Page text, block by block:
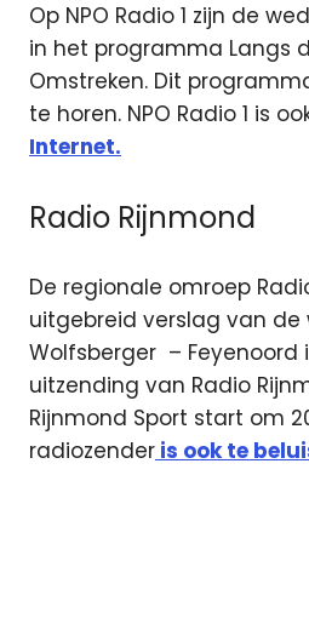
Op NPO Radio 1 zijn de
in het programma Langs
Omstreken. Dit
te horen. NPO Radio 1 is
Internet.
Radio Rijnmond
De regionale omroep
uitgebreid verslag van de
Wolfsberger – Feyenoord
uitzending van Radio
Rijnmond Sport start om
radiozender is ook te